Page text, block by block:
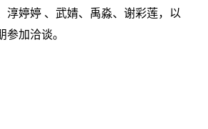
淳婷婷 、武婧、禹淼、谢彩莲，以
参加洽谈。